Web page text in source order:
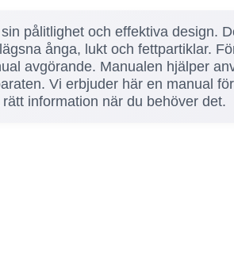
pålitlighet och effektiva design.
ånga, lukt och fettpartiklar.
avgörande. Manualen hjälper
Vi erbjuder här en manual
information när du behöver det.